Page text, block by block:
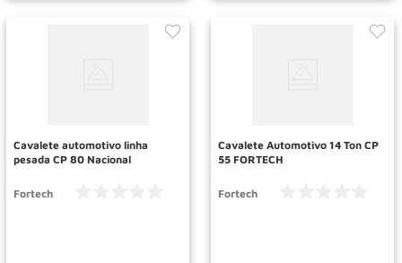
Cavalete automotivo linha
pesada CP 80 Nacional
Fortech
Cavalete Automotivo 14 Ton CP
55 FORTECH
Fortech